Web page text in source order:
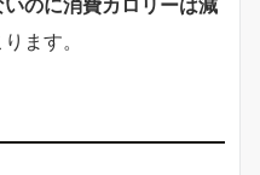
のに消費カロリーは減
ます。